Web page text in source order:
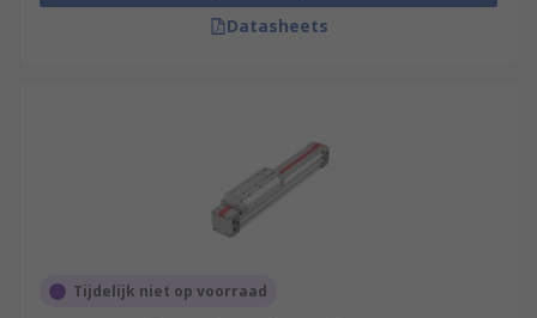
Datasheets
Tijdelijk niet op voorraad